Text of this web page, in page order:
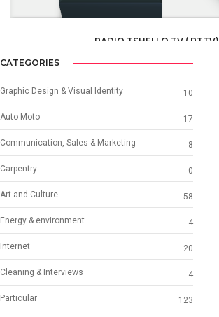
RADIO TSHELLO TV ( RTTV)
CATEGORIES
Graphic Design & Visual Identity 10
Auto Moto 17
Communication, Sales & Marketing 8
Carpentry 0
Art and Culture 58
Energy & environment 4
Internet 20
Cleaning & Interviews 4
Particular 123